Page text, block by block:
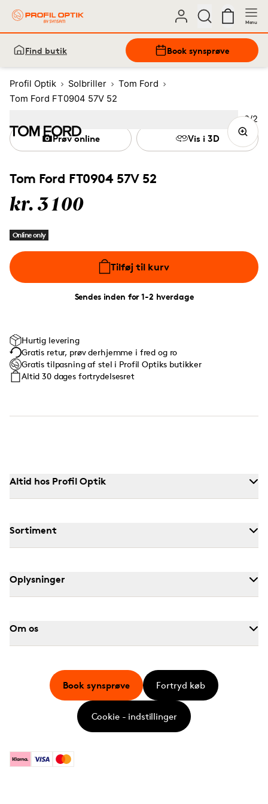
Menu
Find butik Book synsprøve
Profil Optik Solbriller
Tom Ford
Tom Ford FT0904 57V 52
Tom Ford FT0904 57V 52
kr. 3100
Online only
Tilføj til kurv
Sendes inden for 1-2 hverdage
Prøv online Vis i 3D
Hurtig levering
Gratis retur, prøv derhjemme i fred og ro
Gratis tilpasning af stel i Profil Optiks butikker
Altid 30 dages fortrydelsesret
2/2
Image (Current image)
Altid hos Profil Optik
Sortiment
Oplysninger
Om os
KlarnaVisa Mastercard
Book synsprøve Fortryd køb
Cookie - indstillinger